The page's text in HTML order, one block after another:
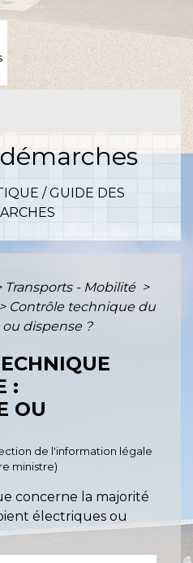
/GUIDE DES
Transports - Mobilité >
> Contrôle technique du
dispense ?
:
OU
de l'information légale
ministre)
concerne la majorité
électriques ou